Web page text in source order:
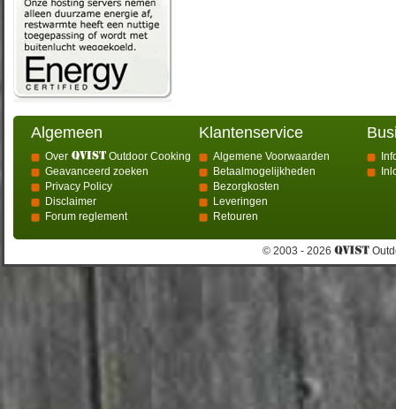
Algemeen
Over
Outdoor Cooking
Geavanceerd zoeken
Privacy Policy
Disclaimer
Forum reglement
Klantenservice
Algemene Voorwaarden
Betaalmogelijkheden
Bezorgkosten
Leveringen
Retouren
© 2003 - 2026